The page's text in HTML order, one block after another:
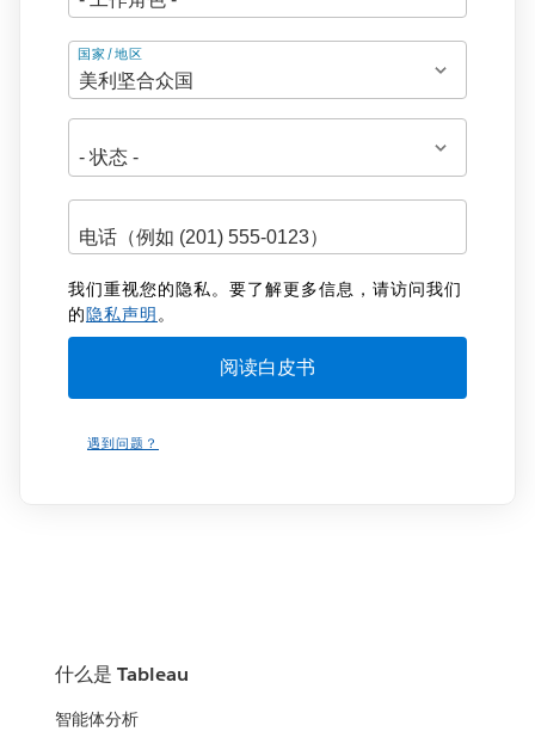
地
址
国家/地区
我们重视您的隐私。要了解更多信息，请访问我们
的隐私声明。
遇到问题？
什么是 Tableau
智能体分析